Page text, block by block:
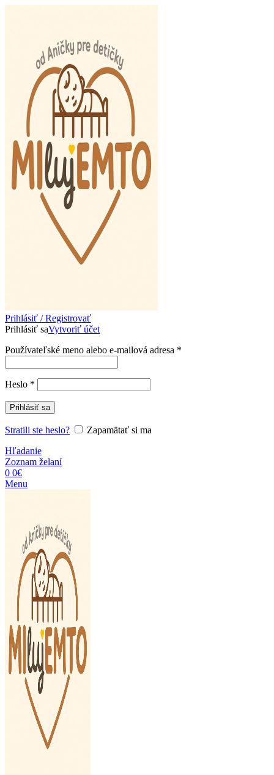
Prihlásiť / Registrovať
Prihlásiť saVytvoriť účet
Používateľské meno alebo e-mailová adresa *
Heslo *
Prihlásiť sa
Stratili ste heslo?
Zapamätať si ma
Hľadanie
Zoznam želaní
0 0€
Menu